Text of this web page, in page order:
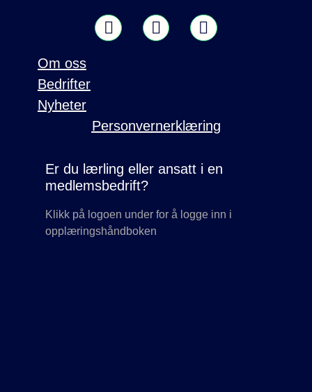
Om oss
Bedrifter
Nyheter
Personvernerklæring
Er du lærling eller ansatt i en
medlemsbedrift?
Klikk på logoen under for å logge inn i
opplæringshåndboken